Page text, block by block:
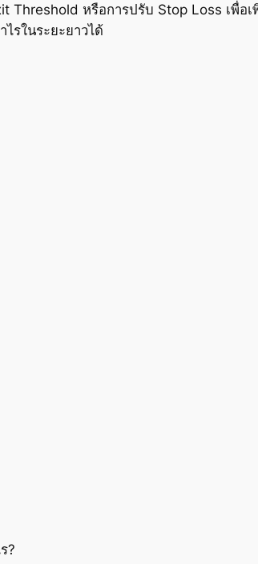
Threshold หรือการปรับ Stop Loss เพื่อ
รในระยะยาวได้
?